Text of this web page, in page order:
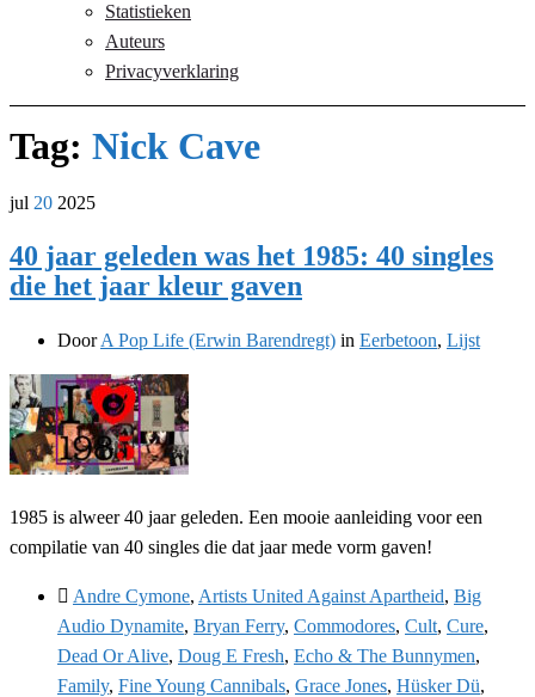
Statistieken
Auteurs
Privacyverklaring
Tag: Nick Cave
jul 20 2025
40 jaar geleden was het 1985: 40 singles
die het jaar kleur gaven
DoorA Pop Life (Erwin Barendregt) in Eerbetoon, Lijst
1985 is alweer 40 jaar geleden. Een mooie aanleiding voor een
compilatie van 40 singles die dat jaar mede vorm gaven!
Andre Cymone, Artists United Against Apartheid, Big
Audio Dynamite, Bryan Ferry, Commodores, Cult, Cure,
Dead Or Alive, Doug E Fresh, Echo & The Bunnymen,
Family, Fine Young Cannibals, Grace Jones, Hüsker Dü,